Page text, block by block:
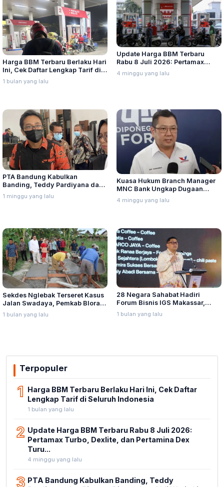
Harga BBM Terbaru Berlaku Hari
Ini, Cek Daftar Lengkap Tarif di
Seluruh Indonesia
1 bulan yang lalu
Update Harga BBM Terbaru
Rabu 8 Juli 2026: Pertamax
Turbo, Dexlite, dan Pertamina
Dex Turun
4 minggu yang lalu
PTA Bandung Kabulkan
Banding, Teddy Pardiyana dan
Bintang Ditetapkan Ahli Waris
Lina Jubaedah
1 minggu yang lalu
Kuasa Hukum Branch Manager
MNC Bank Ungkap Dugaan
Penganiayaan oleh Hary Tanoe
di MNC Towe
4 minggu yang lalu
Sekdes Nglebak Terseret Kasus
Jalan Swadaya, Pemkab Blora
Sebut Pendampingan Hukum
Bukan Kewenangannya
1 bulan yang lalu
28 Negara Sahabat Hadiri
Forum Bisnis IGS Makassar,
Munafri Tawarkan Investasi
Stadion Untia
1 bulan yang lalu
Terpopuler
1 Harga BBM Terbaru Berlaku Hari Ini, Cek Daftar
Lengkap Tarif di Seluruh Indonesia
1 bulan yang lalu
2 Update Harga BBM Terbaru Rabu 8 Juli 2026:
Pertamax Turbo, Dexlite, dan Pertamina Dex
Turu...
4 minggu yang lalu
3 PTA Bandung Kabulkan Banding, Teddy